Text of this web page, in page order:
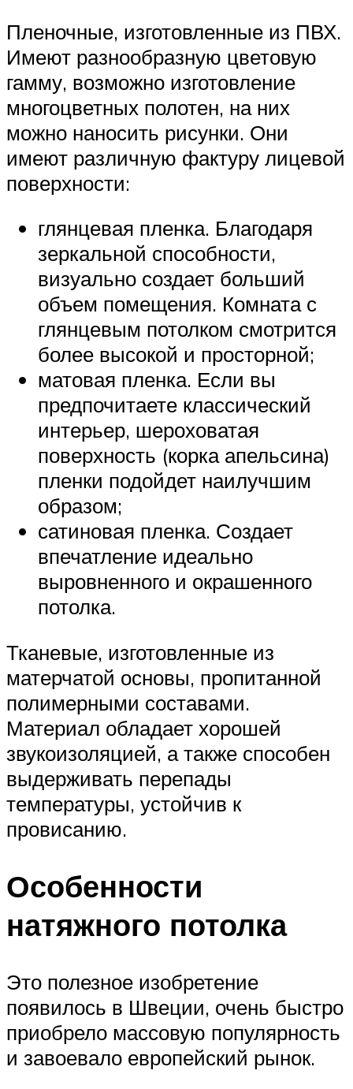
Пленочные, изготовленные из ПВХ.
Имеют разнообразную цветовую
гамму, возможно изготовление
многоцветных полотен, на них
можно наносить рисунки. Они
имеют различную фактуру лицевой
поверхности:
глянцевая пленка. Благодаря
зеркальной способности,
визуально создает больший
объем помещения. Комната с
глянцевым потолком смотрится
более высокой и просторной;
матовая пленка. Если вы
предпочитаете классический
интерьер, шероховатая
поверхность (корка апельсина)
пленки подойдет наилучшим
образом;
сатиновая пленка. Создает
впечатление идеально
выровненного и окрашенного
потолка.
Тканевые, изготовленные из
матерчатой основы, пропитанной
полимерными составами.
Материал обладает хорошей
звукоизоляцией, а также способен
выдерживать перепады
температуры, устойчив к
провисанию.
Особенности
натяжного потолка
Это полезное изобретение
появилось в Швеции, очень быстро
приобрело массовую популярность
и завоевало европейский рынок.